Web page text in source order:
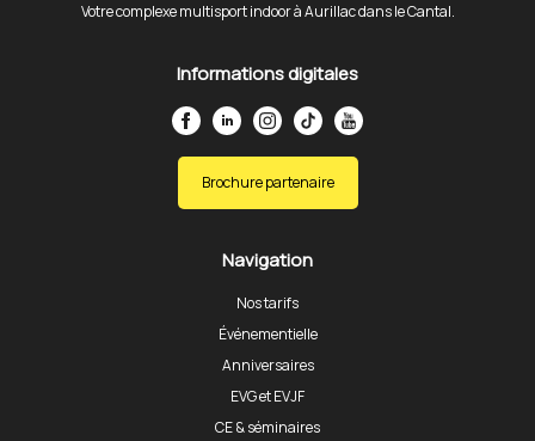
Votre complexe multisport indoor à Aurillac dans le Cantal.
Informations digitales
Brochure partenaire
Navigation
Nos tarifs
Événementielle
Anniversaires
EVG et EVJF
CE & séminaires